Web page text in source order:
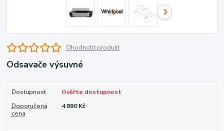
Ohodnotit produkt
Odsavače výsuvné
Dostupnost
Ověřte dostupnost
Doporučená
cena
4 890 Kč